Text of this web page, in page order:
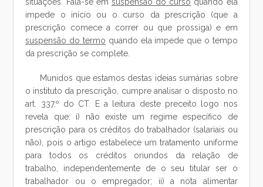
impede o início ou o curso da prescrição (que a
prescrição comece a correr ou que prossiga) e em
suspensão do termo quando ela impede que o tempo
da prescrição se complete.
Munidos que estamos destas ideias sumárias sobre
o instituto da prescrição, cumpre analisar o disposto no
art. 337.º do CT. E a leitura deste preceito logo nos
revela que: i) não existe um regime específico de
prescrição para os créditos do trabalhador (salariais ou
não), pois o artigo estabelece um tratamento uniforme
para todos os créditos oriundos da relação de
trabalho, independentemente de o seu titular ser o
trabalhador ou o empregador; ii) a nota alimentar